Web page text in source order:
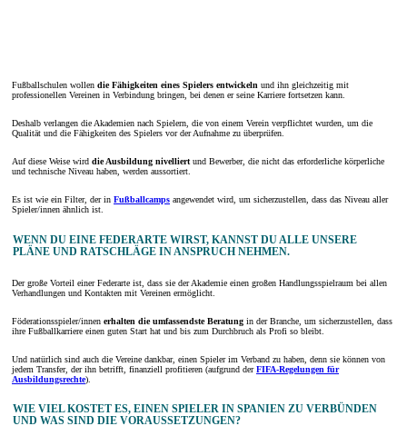
Fußballschulen wollen die Fähigkeiten eines Spielers entwickeln und ihn gleichzeitig mit
professionellen Vereinen in Verbindung bringen, bei denen er seine Karriere fortsetzen kann.
Deshalb verlangen die Akademien nach Spielern, die von einem Verein verpflichtet wurden, um die
Qualität und die Fähigkeiten des Spielers vor der Aufnahme zu überprüfen.
Auf diese Weise wird die Ausbildung nivelliertund Bewerber, die nicht das erforderliche körperliche
und technische Niveau haben, werden aussortiert.
Es ist wie ein Filter, der in Fußballcamps angewendet wird, um sicherzustellen, dass das Niveau aller
Spieler/innen ähnlich ist.
WENN DU EINE FEDERARTE WIRST, KANNST DU ALLE UNSERE
PLÄNE UND RATSCHLÄGE IN ANSPRUCH NEHMEN.
Der große Vorteil einer Federarte ist, dass sie der Akademie einen großen Handlungsspielraum bei allen
Verhandlungen und Kontakten mit Vereinen ermöglicht.
Föderationsspieler/innen erhalten die umfassendste Beratung in der Branche, um sicherzustellen, dass
ihre Fußballkarriere einen guten Start hat und bis zum Durchbruch als Profi so bleibt.
Und natürlich sind auch die Vereine dankbar, einen Spieler im Verband zu haben, denn sie können von
jedem Transfer, der ihn betrifft, finanziell profitieren (aufgrund derFIFA-Regelungen für
Ausbildungsrechte).
WIE VIEL KOSTET ES, EINEN SPIELER IN SPANIEN ZU VERBÜNDEN
UND WAS SIND DIE VORAUSSETZUNGEN?